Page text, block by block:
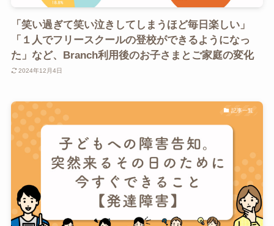
「笑い過ぎて笑い泣きしてしまうほど毎日楽しい」
「１人でフリースクールの登校ができるようになっ
た」など、Branch利用後のお子さまとご家庭の変化
2024年12月4日
記事一覧